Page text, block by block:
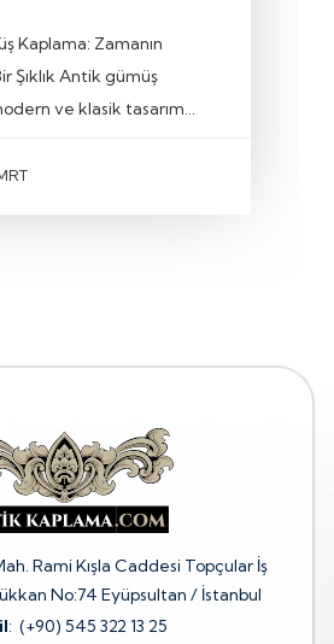
Kaplama: Zamanın
Şıklık Antik gümüş
ve klasik tasarım…
Rami Kışla Caddesi Topçular İş
No:74 Eyüpsultan / İstanbul
: (+90) 545 322 13 25